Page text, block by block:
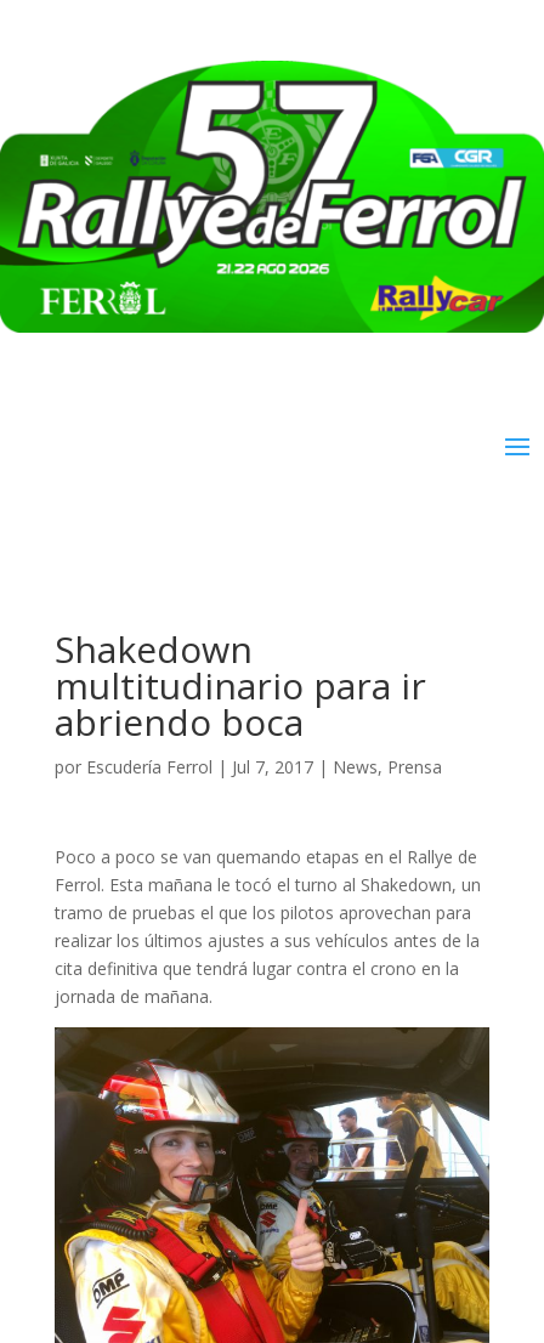
Shakedown
multitudinario para ir
abriendo boca
por Escudería Ferrol | Jul 7, 2017| News, Prensa
Poco a poco se van quemando etapas en el Rallye de
Ferrol. Esta mañana le tocó el turno al Shakedown, un
tramo de pruebas el que los pilotos aprovechan para
realizar los últimos ajustes a sus vehículos antes de la
cita definitiva que tendrá lugar contra el crono en la
jornada de mañana.